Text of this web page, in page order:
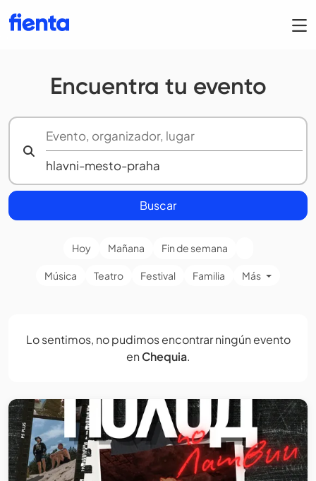
Encuentra tu evento
Buscar
Hoy Mañana Fin de semana
Música Teatro Festival Familia Más
Lo sentimos, no pudimos encontrar ningún evento
en Chequia.